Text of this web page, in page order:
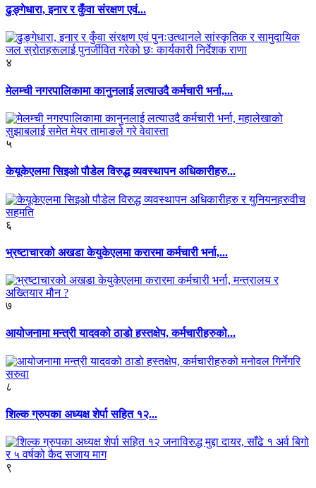
ढुङ्गेधारा, इनार र कुँवा संरक्षण एवं...
४
मेलम्ची नगरपालिकामा कानुनलाई लत्याउदै कर्मचारी भर्ना,...
५
केयूकेएलमा सिइओ पौडेल विरुद्ध व्यवस्थापन अधिकारीहरु...
६
भ्रष्टाचारको अखडा केयुकेएलमा करारमा कर्मचारी भर्ना,...
७
आयोजनामा मन्त्री यादवको ठाडो हस्तक्षेप, कर्मचारीहरुको...
८
शिल्क ग्रुपका अध्यक्ष शेर्पा सहित १२...
९